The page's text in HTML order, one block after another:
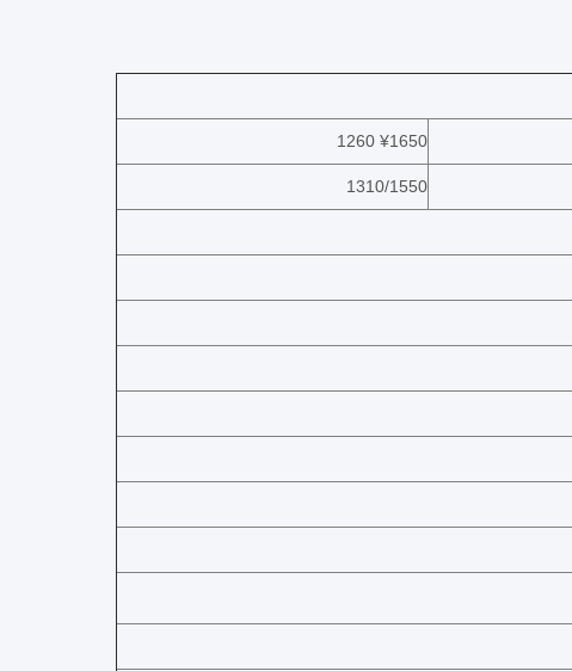
1260 ¥1650
1310/1550